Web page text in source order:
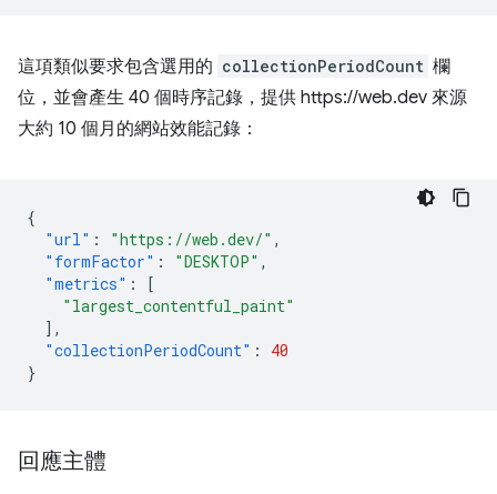
這項類似要求包含選用的 collectionPeriodCount 欄
位，並會產生 40 個時序記錄，提供 https://web.dev 來源
大約 10 個月的網站效能記錄：
{
"url" : "https://web.dev/" ,
"formFactor" : "DESKTOP" ,
"metrics" :
[
"largest_contentful_paint"
],
"collectionPeriodCount" :
40
}
回應主體